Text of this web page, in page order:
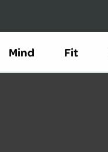
Mind Fit